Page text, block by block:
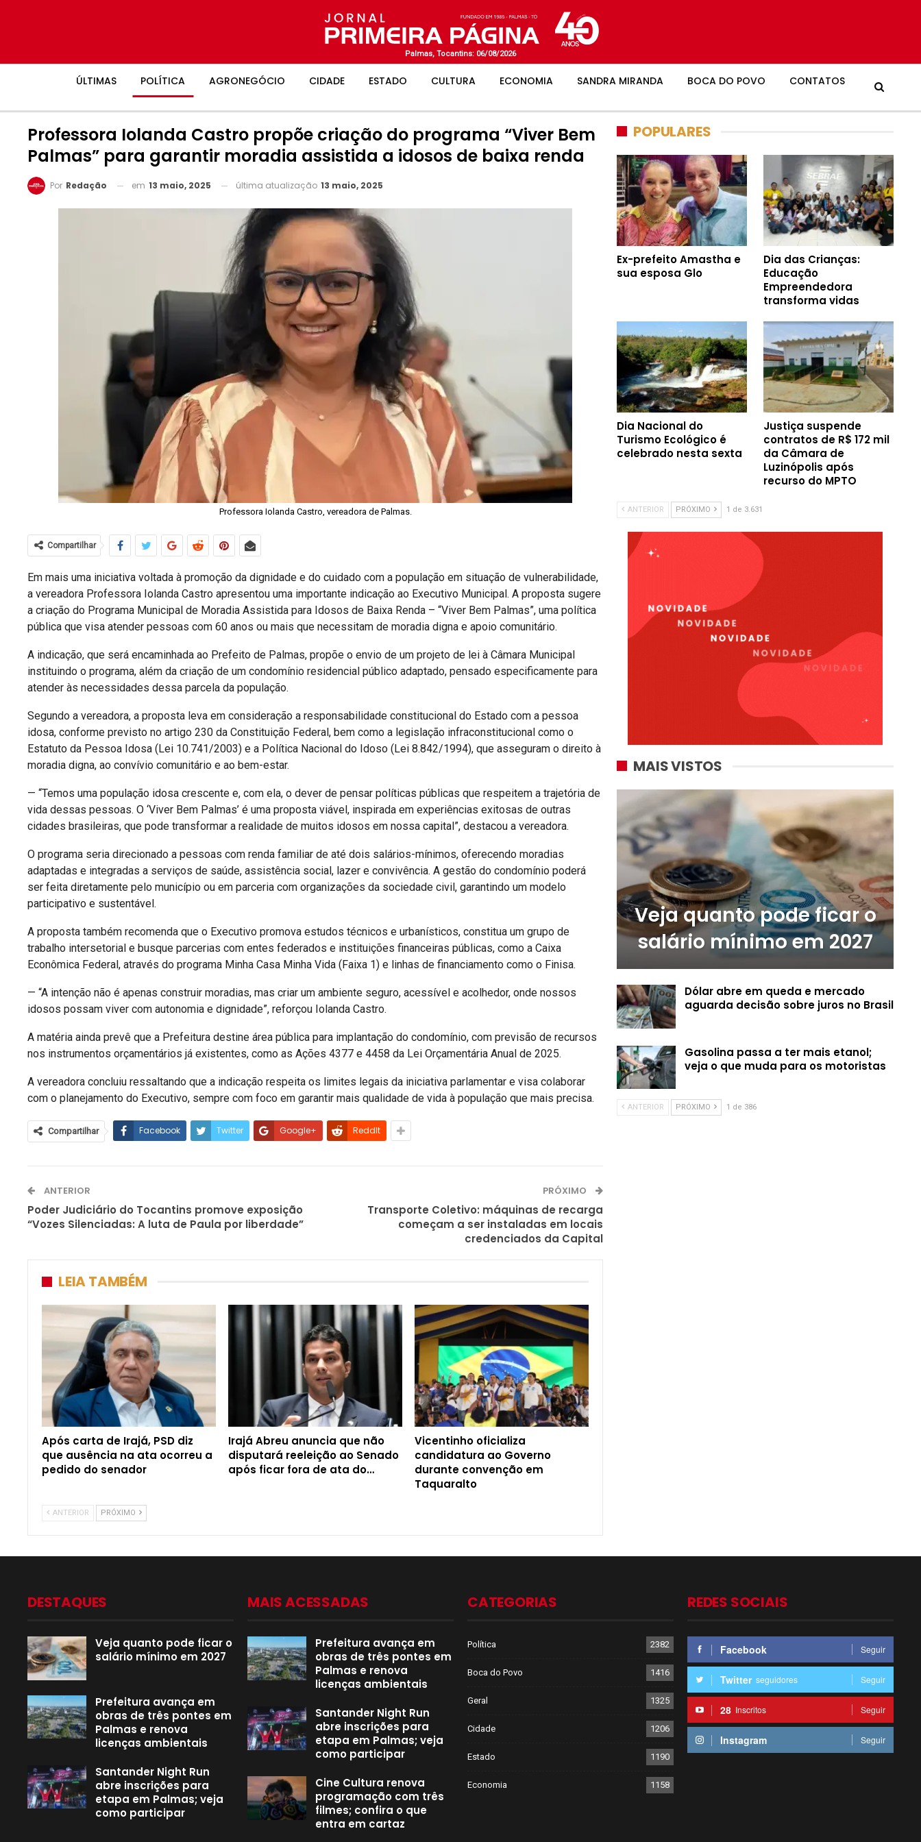
Palmas, Tocantins: 06/08/2026
ÚLTIMAS POLÍTICA AGRONEGÓCIO CIDADE ESTADO CULTURA ECONOMIA SANDRA MIRANDA BOCA DO POVO CONTATOS
Professora Iolanda Castro propõe criação do programa “Viver Bem
Palmas” para garantir moradia assistida a idosos de baixa renda
Por Redação em 13 maio, 2025 última atualização 13 maio, 2025
Professora Iolanda Castro, vereadora de Palmas.
Compartilhar
Em mais uma iniciativa voltada à promoção da dignidade e do cuidado com a população em situação de vulnerabilidade,
a vereadora Professora Iolanda Castro apresentou uma importante indicação ao Executivo Municipal. A proposta sugere
a criação do Programa Municipal de Moradia Assistida para Idosos de Baixa Renda – “Viver Bem Palmas”, uma política
pública que visa atender pessoas com 60 anos ou mais que necessitam de moradia digna e apoio comunitário.
A indicação, que será encaminhada ao Prefeito de Palmas, propõe o envio de um projeto de lei à Câmara Municipal
instituindo o programa, além da criação de um condomínio residencial público adaptado, pensado especificamente para
atender às necessidades dessa parcela da população.
Segundo a vereadora, a proposta leva em consideração a responsabilidade constitucional do Estado com a pessoa
idosa, conforme previsto no artigo 230 da Constituição Federal, bem como a legislação infraconstitucional como o
Estatuto da Pessoa Idosa (Lei 10.741/2003) e a Política Nacional do Idoso (Lei 8.842/1994), que asseguram o direito à
moradia digna, ao convívio comunitário e ao bem-estar.
— “Temos uma população idosa crescente e, com ela, o dever de pensar políticas públicas que respeitem a trajetória de
vida dessas pessoas. O ‘Viver Bem Palmas’ é uma proposta viável, inspirada em experiências exitosas de outras
cidades brasileiras, que pode transformar a realidade de muitos idosos em nossa capital”, destacou a vereadora.
O programa seria direcionado a pessoas com renda familiar de até dois salários-mínimos, oferecendo moradias
adaptadas e integradas a serviços de saúde, assistência social, lazer e convivência. A gestão do condomínio poderá
ser feita diretamente pelo município ou em parceria com organizações da sociedade civil, garantindo um modelo
participativo e sustentável.
A proposta também recomenda que o Executivo promova estudos técnicos e urbanísticos, constitua um grupo de
trabalho intersetorial e busque parcerias com entes federados e instituições financeiras públicas, como a Caixa
Econômica Federal, através do programa Minha Casa Minha Vida (Faixa 1) e linhas de financiamento como o Finisa.
— “A intenção não é apenas construir moradias, mas criar um ambiente seguro, acessível e acolhedor, onde nossos
idosos possam viver com autonomia e dignidade”, reforçou Iolanda Castro.
A matéria ainda prevê que a Prefeitura destine área pública para implantação do condomínio, com previsão de recursos
nos instrumentos orçamentários já existentes, como as Ações 4377 e 4458 da Lei Orçamentária Anual de 2025.
A vereadora concluiu ressaltando que a indicação respeita os limites legais da iniciativa parlamentar e visa colaborar
com o planejamento do Executivo, sempre com foco em garantir mais qualidade de vida à população que mais precisa.
Compartilhar Facebook Twitter Google+ ReddIt
ANTERIOR
Poder Judiciário do Tocantins promove exposição
“Vozes Silenciadas: A luta de Paula por liberdade”
PRÓXIMO
Transporte Coletivo: máquinas de recarga
começam a ser instaladas em locais
credenciados da Capital
LEIA TAMBÉM
Após carta de Irajá, PSD diz
que ausência na ata ocorreu a
pedido do senador
Irajá Abreu anuncia que não
disputará reeleição ao Senado
após ficar fora de ata do…
Vicentinho oficializa
candidatura ao Governo
durante convenção em
Taquaralto
ANTERIOR PRÓXIMO
POPULARES
Ex-prefeito Amastha e
sua esposa Glo
Dia das Crianças:
Educação
Empreendedora
transforma vidas
Dia Nacional do
Turismo Ecológico é
celebrado nesta sexta
Justiça suspende
contratos de R$ 172 mil
da Câmara de
Luzinópolis após
recurso do MPTO
ANTERIOR PRÓXIMO 1 de 3.631
MAIS VISTOS
Veja quanto pode ficar o
salário mínimo em 2027
Dólar abre em queda e mercado
aguarda decisão sobre juros no Brasil
Gasolina passa a ter mais etanol;
veja o que muda para os motoristas
ANTERIOR PRÓXIMO 1 de 386
DESTAQUES
Veja quanto pode ficar o
salário mínimo em 2027
Prefeitura avança em
obras de três pontes em
Palmas e renova
licenças ambientais
Santander Night Run
abre inscrições para
etapa em Palmas; veja
como participar
MAIS ACESSADAS
Prefeitura avança em
obras de três pontes em
Palmas e renova
licenças ambientais
Santander Night Run
abre inscrições para
etapa em Palmas; veja
como participar
Cine Cultura renova
programação com três
filmes; confira o que
entra em cartaz
CATEGORIAS
Política 2382
Boca do Povo 1416
Geral 1325
Cidade 1206
Estado 1190
Economia 1158
REDES SOCIAIS
Facebook Seguir
Twitter seguidores Seguir
28 Inscritos Seguir
Instagram Seguir